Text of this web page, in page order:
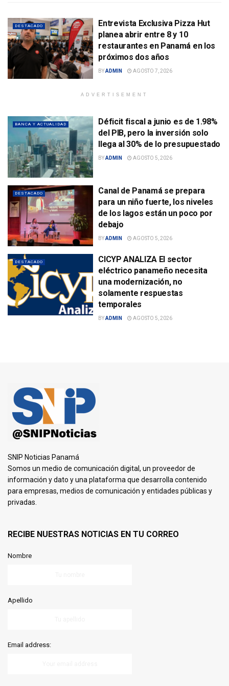
DESTACADO
Entrevista Exclusiva Pizza Hut
planea abrir entre 8 y 10
restaurantes en Panamá en los
próximos dos años
BYADMIN AGOSTO 7, 2026
ADVERTISEMENT
BANCA Y ACTUALIDAD
Déficit fiscal a junio es de 1.98%
del PIB, pero la inversión solo
llega al 30% de lo presupuestado
BYADMIN AGOSTO 5, 2026
DESTACADO
Canal de Panamá se prepara
para un niño fuerte, los niveles
de los lagos están un poco por
debajo
BYADMIN AGOSTO 5, 2026
DESTACADO
CICYP ANALIZA El sector
eléctrico panameño necesita
una modernización, no
solamente respuestas
temporales
BYADMIN AGOSTO 5, 2026
SNIP Noticias Panamá
Somos un medio de comunicación digital, un proveedor de
información y dato y una plataforma que desarrolla contenido
para empresas, medios de comunicación y entidades públicas y
privadas.
RECIBE NUESTRAS NOTICIAS EN TU CORREO
Nombre
Apellido
Email address: